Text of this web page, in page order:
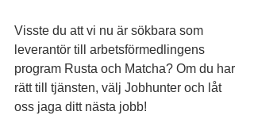
Visste du att vi nu är sökbara som
leverantör till arbetsförmedlingens
program Rusta och Matcha? Om du har
rätt till tjänsten, välj Jobhunter och låt
oss jaga ditt nästa jobb!